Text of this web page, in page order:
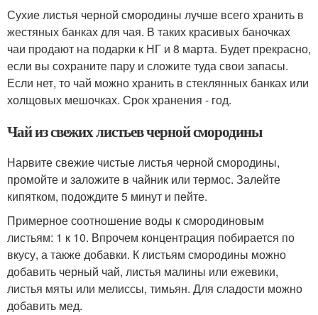
Сухие листья черной смородины лучше всего хранить в
жестяных банках для чая. В таких красивых баночках
чаи продают на подарки к НГ и 8 марта. Будет прекрасно,
если вы сохраните пару и сложите туда свои запасы.
Если нет, то чай можно хранить в стеклянных банках или
холщовых мешочках. Срок хранения - год.
Чай из свежих листьев черной смородины
Нарвите свежие чистые листья черной смородины,
промойте и заложите в чайник или термос. Залейте
кипятком, подождите 5 минут и пейте.
Примерное соотношение воды к смородиновым
листьям: 1 к 10. Впрочем концентрация побирается по
вкусу, а также добавки. К листьям смородины можно
добавить черный чай, листья малины или ежевики,
листья мяты или мелиссы, тимьян. Для сладости можно
добавить мед.